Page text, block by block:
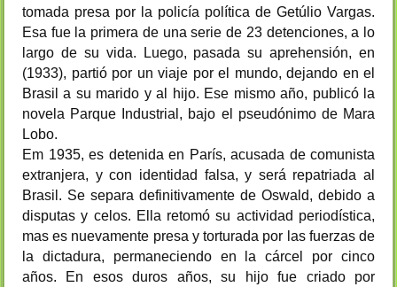
tomada presa por la policía política de Getúlio Vargas.
Esa fue la primera de una serie de 23 detenciones, a lo
largo de su vida. Luego, pasada su aprehensión, en
(1933), partió por un viaje por el mundo, dejando en el
Brasil a su marido y al hijo. Ese mismo año, publicó la
novela Parque Industrial, bajo el pseudónimo de Mara
Lobo.
Em 1935, es detenida en París, acusada de comunista
extranjera, y con identidad falsa, y será repatriada al
Brasil. Se separa definitivamente de Oswald, debido a
disputas y celos. Ella retomó su actividad periodística,
mas es nuevamente presa y torturada por las fuerzas de
la dictadura, permaneciendo en la cárcel por cinco
años. En esos duros años, su hijo fue criado por